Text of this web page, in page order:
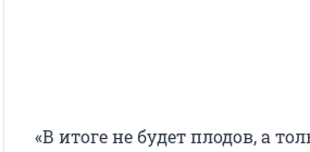
«В итоге не будет плодов, а